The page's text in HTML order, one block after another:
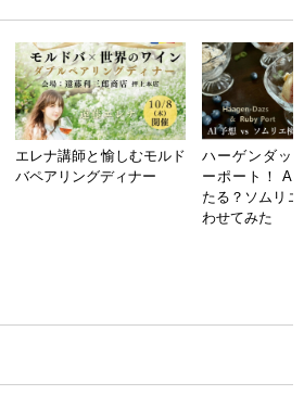
エレナ講師と愉しむモルド
バペアリングディナー
ハーゲンダッ
ーポート！ AI
たる？ソムリ
わせてみた